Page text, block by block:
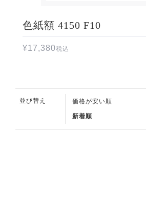
色紙額 4150 F10
¥17,380税込
並び替え 価格が安い順
新着順